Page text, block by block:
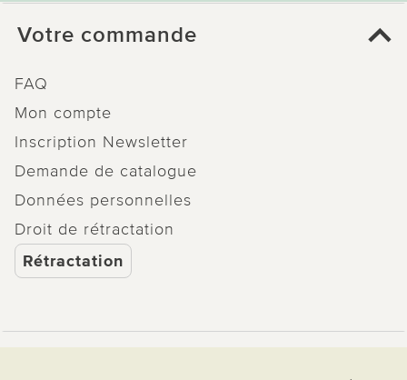
Votre commande
FAQ
Mon compte
Inscription Newsletter
Demande de catalogue
Données personnelles
Droit de rétractation
Rétractation